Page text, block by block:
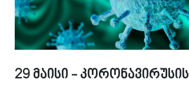
29 მაისი - კორონავირუსის